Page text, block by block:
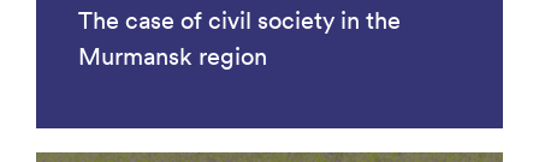
The case of civil society in the
Murmansk region